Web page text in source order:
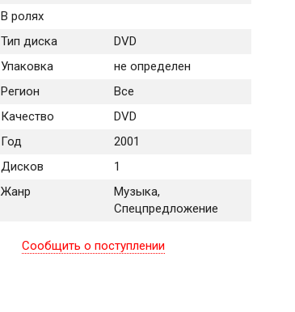
В ролях
Тип диска
DVD
Упаковка
не определен
Регион
Все
Качество
DVD
Год
2001
Дисков
1
Жанр
Музыка,
Спецпредложение
Сообщить о поступлении